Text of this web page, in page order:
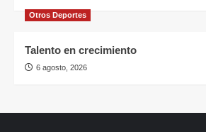
Otros Deportes
Talento en crecimiento
6 agosto, 2026